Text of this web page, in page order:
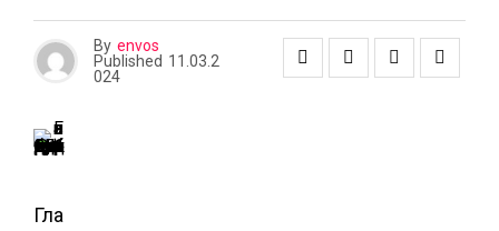
By envos
Published 11.03.2
024
Гла